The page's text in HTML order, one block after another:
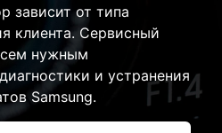
зависит от типа
клиента. Сервисный
нужным
и устранения
Samsung.